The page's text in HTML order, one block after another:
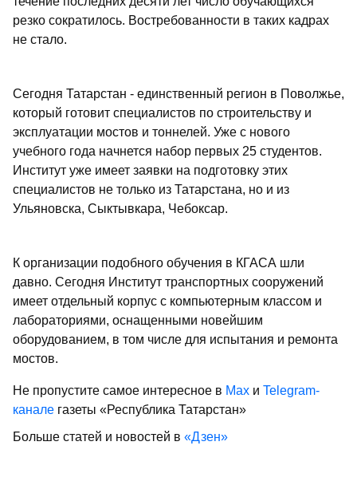
резко сократилось. Востребованности в таких кадрах
не стало.
Сегодня Татарстан - единственный регион в Поволжье,
который готовит специалистов по строительству и
эксплуатации мостов и тоннелей. Уже с нового
учебного года начнется набор первых 25 студентов.
Институт уже имеет заявки на подготовку этих
специалистов не только из Татарстана, но и из
Ульяновска, Сыктывкара, Чебоксар.
К организации подобного обучения в КГАСА шли
давно. Сегодня Институт транспортных сооружений
имеет отдельный корпус с компьютерным классом и
лабораториями, оснащенными новейшим
оборудованием, в том числе для испытания и ремонта
мостов.
Не пропустите самое интересное в Max и Telegram-
канале газеты «Республика Татарстан»
Больше статей и новостей в «Дзен»